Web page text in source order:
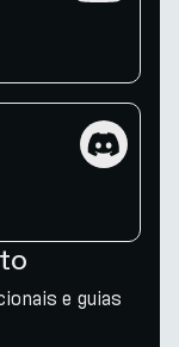
e guias